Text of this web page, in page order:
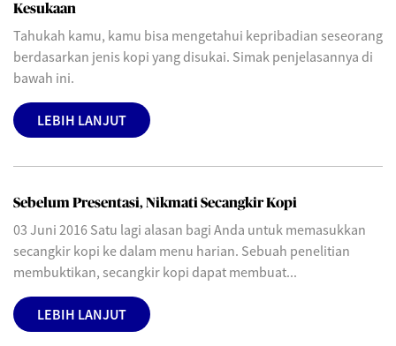
Kesukaan
Tahukah kamu, kamu bisa mengetahui kepribadian seseorang
berdasarkan jenis kopi yang disukai. Simak penjelasannya di
bawah ini.
LEBIH LANJUT
Sebelum Presentasi, Nikmati Secangkir Kopi
03 Juni 2016 Satu lagi alasan bagi Anda untuk memasukkan
secangkir kopi ke dalam menu harian. Sebuah penelitian
membuktikan, secangkir kopi dapat membuat...
LEBIH LANJUT